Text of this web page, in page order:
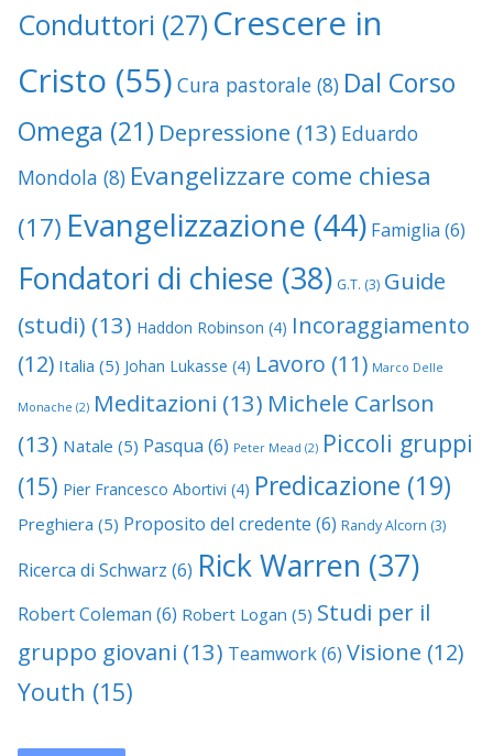
Conduttori (27) Crescere in
Cristo (55) Cura pastorale (8) Dal Corso
Omega (21) Depressione (13) Eduardo
Mondola (8) Evangelizzare come chiesa
(17) Evangelizzazione (44) Famiglia (6)
Fondatori di chiese (38) G.T. (3) Guide
(studi) (13) Haddon Robinson (4) Incoraggiamento
(12) Italia (5) Johan Lukasse (4) Lavoro (11) Marco Delle
Monache (2) Meditazioni (13) Michele Carlson
(13) Natale (5) Pasqua (6) Peter Mead (2) Piccoli gruppi
(15) Pier Francesco Abortivi (4) Predicazione (19)
Preghiera (5) Proposito del credente (6) Randy Alcorn (3)
Ricerca di Schwarz (6) Rick Warren (37)
Robert Coleman (6) Robert Logan (5) Studi per il
gruppo giovani (13) Teamwork(6) Visione (12)
Youth (15)